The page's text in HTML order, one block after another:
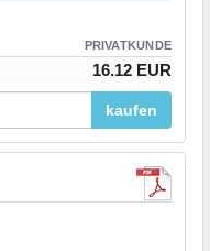
PRIVATKUNDE
16.12 EUR
kaufen